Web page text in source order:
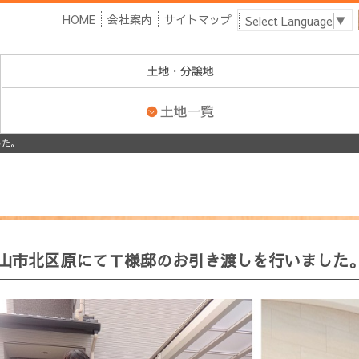
HOME 会社案内 サイトマップ Select Language ▼
。
市北区原にてＴ様邸のお引き渡しを行いました